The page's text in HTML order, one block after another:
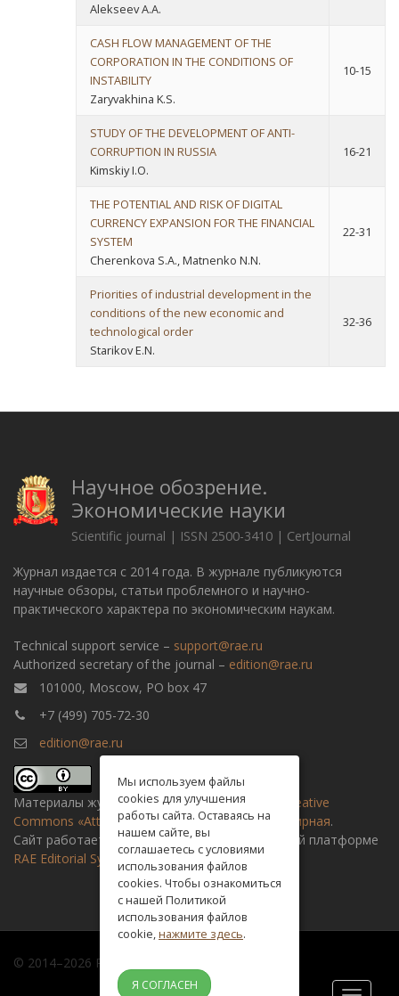
Alekseev A.A.
CASH FLOW MANAGEMENT OF THE
CORPORATION IN THE CONDITIONS OF
INSTABILITY
Zaryvakhina K.S.
10-15
STUDY OF THE DEVELOPMENT OF ANTI-
CORRUPTION IN RUSSIA
Kimskiy I.O.
16-21
THE POTENTIAL AND RISK OF DIGITAL
CURRENCY EXPANSION FOR THE FINANCIAL
SYSTEM
Cherenkova S.A., Matnenko N.N.
22-31
Priorities of industrial development in the
conditions of the new economic and
technological order
Starikov E.N.
32-36
Научное обозрение.
Экономические науки
Scientific journal | ISSN 2500-3410 | CertJournal
Журнал издается с 2014 года. В журнале публикуются
научные обзоры, статьи проблемного и научно-
практического характера по экономическим наукам.
Technical support service – support@rae.ru
Authorized secretary of the journal – edition@rae.ru
101000, Moscow, PO box 47
+7 (499) 705-72-30
edition@rae.ru
Материалы журнала доступны полицензии Creative
Commons «Attribution» («Атрибуция») 4.0 Всемирная.
Сайт работает на универсальной издательской платформе
RAE Editorial System
© 2014–2026 Russian academy of natural history
Мы используем файлы
cookies для улучшения
работы сайта. Оставаясь на
нашем сайте, вы
соглашаетесь с условиями
использования файлов
cookies. Чтобы ознакомиться
с нашей Политикой
использования файлов
cookie,нажмите здесь.
Я СОГЛАСЕН